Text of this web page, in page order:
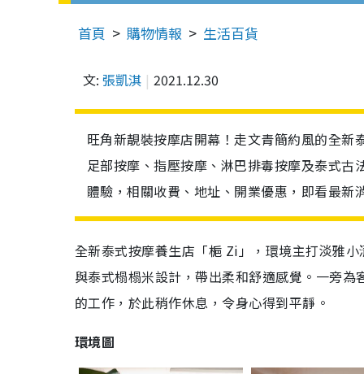
首頁 購物情報 生活百貨
文: 張凱淇 2021.12.30
旺角新靚裝按摩店開幕！走文青簡約風的全
足部按摩、指壓按摩、淋巴排毒按摩及泰式
體驗，相關收費、地址、開業優惠，即看最新
全新泰式按摩養生店「梔 Zi」，環境主打淡雅
與泰式榻榻米設計，帶出柔和舒適感覺。一旁
的工作，於此稍作休息，令身心得到平靜。
環境圖